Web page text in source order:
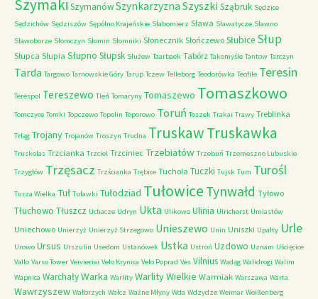
Szymaki SzymanówSzynkarzyzna Szyszki Sząbruk Sędzice
Sędzichów Sędziszów Sępólno Krajeńskie Słabomierz Sława Sławatycze Sławno
Sławoborze Słomczyn Słomin Słomniki Słonecznik Słończewo Słubice Słup
Słupca Słupia Słupno Słupsk Służew Taarbaek Tabórz Takomyśle Tantow Tarczyn
Tarda Targowo Tarnowskie Góry Tarup Tczew Telleborg Teodorówka Teofile Teresin
Terespol Tereszewo Tleń Tomaryny Tomaszewo Tomaszkowo
Tomczyce Tomki Topczewo Topolin Toporowo Toruń Toszek Trakai Trawy Treblinka
Trląg Trojany Trojanów Troszyn Trudna TruskawTruskawka
Truskolas Trzcianka Trzciel Trzciniec Trzebiatów Trzebuń Trzemeszno Lubuskie
Trzygłów Trzęsacz Trzścianka Trębice Tuchola Tuczki Tujsk Tum Turośl
Turza Wielka Tuł Tuławki Tułodziad Tułowice Tynwałd Tyłowo
Tłuchowo Tłuszcz Uchacze Udryn Ukta Ulikowo Ulinia Ulrichorst Umiastów
Uniechowo Unierzyż Unierzyż Strzegowo Unieszewo Unin Uniszki Upałty Urle
Urowo Ursus Urszulin Usedom Ustanówek Ustka Ustroń Uzdowo Uznam Uścięcice
Vallo Varso Tower Veivieriai Velo Krynica Velo Poprad Ves Vilnius Wadąg Walidrogi Walim
Wapnica WarchałyWarka Warlity Warlity Wielkie Warmiak Warszawa Warta
Wawrzyszew Wałbrzych Wałcz Ważne Młyny Wda Wdzydze Weimar Weißenberg